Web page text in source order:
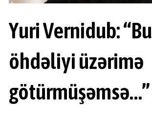
Yuri Vernidub: “Bu
öhdəliyi üzərimə
götürmüşəmsə…”